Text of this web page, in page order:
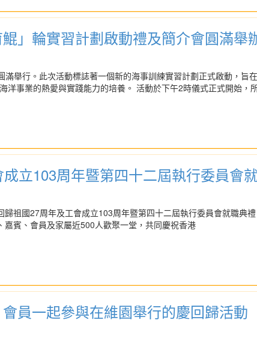
」輪實習計劃啟動禮及簡介會圓滿舉
滿舉行。此次活動標誌著一個新的海事訓練實習計劃正式啟動，旨
洋事業的熱愛與實踐能力的培養。 活動於下午2時儀式正式開始，
立103周年暨第四十二屆執行委員會
歸祖國27周年及工會成立103周年暨第四十二屆執行委員會就職典
嘉賓、會員及家屬近500人歡聚一堂，共同慶祝香港
員一起參與在維園舉行的慶回歸活動